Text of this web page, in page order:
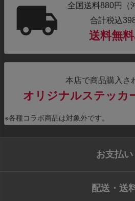
全国送料880円（
合計税込
送料無料
本店で商品購入さ
オリジナルステッカ
※各種コラボ商品は対象外です。
お支払い
配送・送